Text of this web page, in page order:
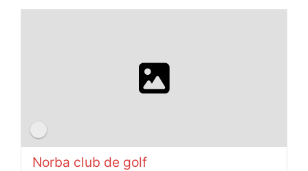
Norba club de golf